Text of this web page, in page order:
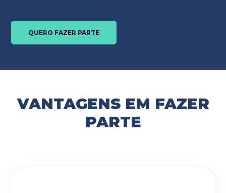
QUERO FAZER PARTE
VANTAGENS EM FAZER
PARTE